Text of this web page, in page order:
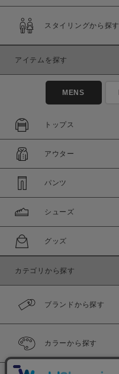
スタイリングから探す
アイテムを探す
MENS
トップス
アウター
パンツ
シューズ
グッズ
カテゴリから探す
ブランドから探す
カラーから探す